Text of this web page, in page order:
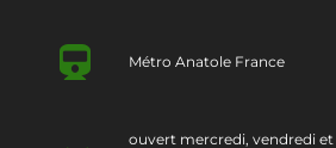
Métro Anatole France
ouvert mercredi, vendredi et